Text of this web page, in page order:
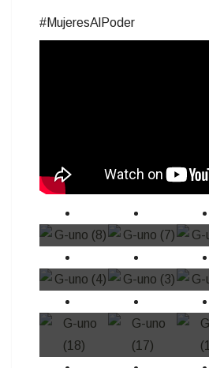
#MujeresAlPoder